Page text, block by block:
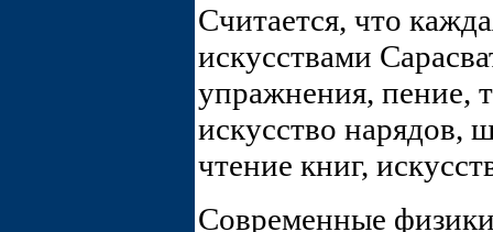
Считается, что
искусствами
упражнения, пение,
искусство нарядов,
чтение книг,
Современные